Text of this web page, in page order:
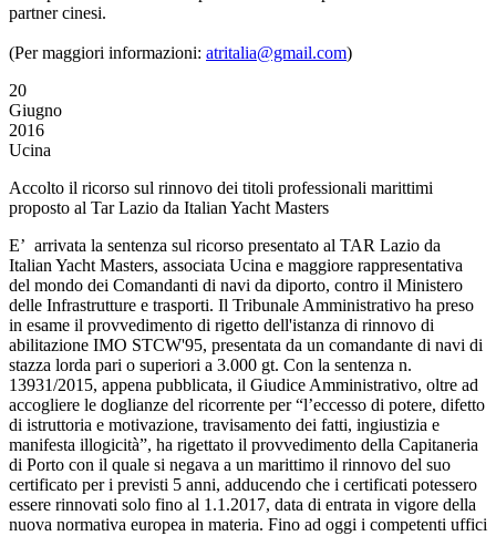
partner cinesi.
(Per maggiori informazioni: atritalia@gmail.com)
20
Giugno
2016
Ucina
Accolto il ricorso sul rinnovo dei titoli professionali marittimi
proposto al Tar Lazio da Italian Yacht Masters
E’ arrivata la sentenza sul ricorso presentato al TAR Lazio da
Italian Yacht Masters, associata Ucina e maggiore rappresentativa
del mondo dei Comandanti di navi da diporto, contro il Ministero
delle Infrastrutture e trasporti. Il Tribunale Amministrativo ha preso
in esame il provvedimento di rigetto dell'istanza di rinnovo di
abilitazione IMO STCW'95, presentata da un comandante di navi di
stazza lorda pari o superiori a 3.000 gt. Con la sentenza n.
13931/2015, appena pubblicata, il Giudice Amministrativo, oltre ad
accogliere le doglianze del ricorrente per “l’eccesso di potere, difetto
di istruttoria e motivazione, travisamento dei fatti, ingiustizia e
manifesta illogicità”, ha rigettato il provvedimento della Capitaneria
di Porto con il quale si negava a un marittimo il rinnovo del suo
certificato per i previsti 5 anni, adducendo che i certificati potessero
essere rinnovati solo fino al 1.1.2017, data di entrata in vigore della
nuova normativa europea in materia. Fino ad oggi i competenti uffici